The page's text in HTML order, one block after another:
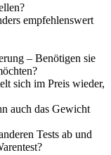
empfehlenswert
– Benötigen sie
sich im Preis wieder,
auch das Gewicht
Tests ab und